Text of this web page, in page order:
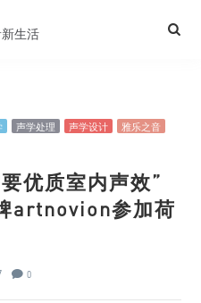
声学处理 声学设计
雅乐之音
优质室内声效”
artnovion参加荷
0